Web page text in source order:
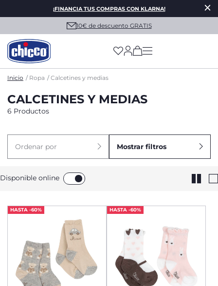
¡FINANCIA TUS COMPRAS CON KLARNA!
10€ de descuento GRATIS
(has more options
Inicio Ropa Calcetines y medias
CALCETINES Y MEDIAS
6 Productos
Ordenar por Mostrar filtros
Disponible online
HASTA -60% HASTA -60%